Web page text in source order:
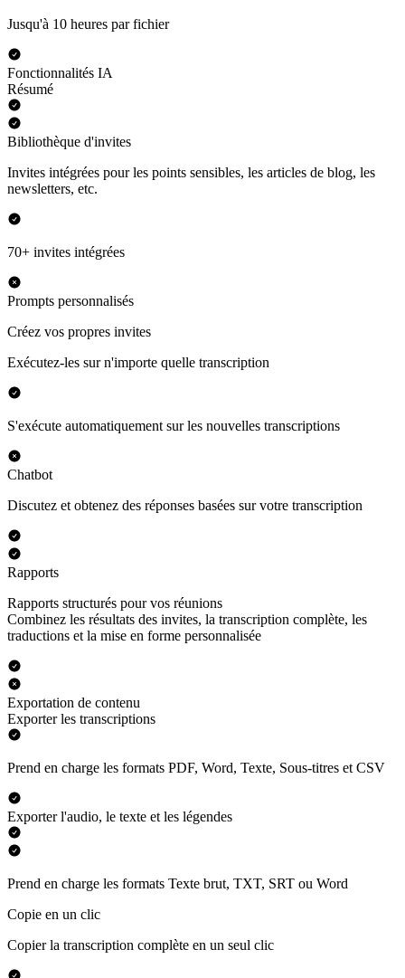
Jusqu'à 10 heures par fichier
Fonctionnalités IA
Résumé
Bibliothèque d'invites
Invites intégrées pour les points sensibles, les articles de blog, les
newsletters, etc.
70+ invites intégrées
Prompts personnalisés
Créez vos propres invites
Exécutez-les sur n'importe quelle transcription
S'exécute automatiquement sur les nouvelles transcriptions
Chatbot
Discutez et obtenez des réponses basées sur votre transcription
Rapports
Rapports structurés pour vos réunions
Combinez les résultats des invites, la transcription complète, les
traductions et la mise en forme personnalisée
Exportation de contenu
Exporter les transcriptions
Prend en charge les formats PDF, Word, Texte, Sous-titres et CSV
Exporter l'audio, le texte et les légendes
Prend en charge les formats Texte brut, TXT, SRT ou Word
Copie en un clic
Copier la transcription complète en un seul clic